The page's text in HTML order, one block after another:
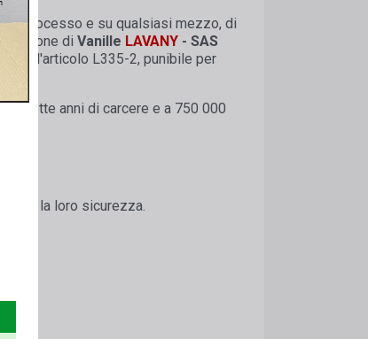
processo e su qualsiasi mezzo, di
di Vanille LAVANY - SAS
dell'articolo L335-2, punibile per
a sette anni di carcere e a 750 000
la loro sicurezza.